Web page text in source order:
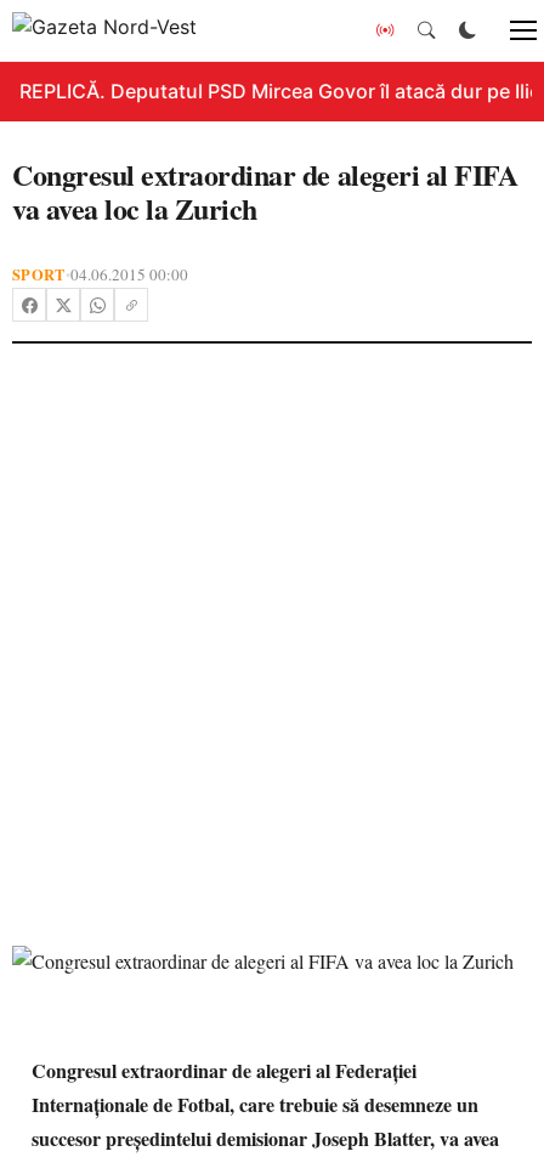
REPLICĂ. Deputatul PSD Mircea Govor îl atacă dur pe
Congresul extraordinar de alegeri al FIFA
va avea loc la Zurich
SPORT•04.06.2015 00:00
Congresul extraordinar de alegeri al Federației
Internaționale de Fotbal, care trebuie să desemneze un
succesor președintelui demisionar Joseph Blatter, va avea